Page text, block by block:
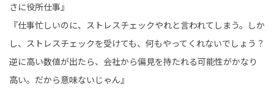
さに役所仕事』
『仕事忙しいのに、ストレスチェックやれと言われてしまう。しか
し、ストレスチェックを受けても、何もやってくれないでしょう？
逆に高い数値が出たら、会社から偏見を持たれる可能性がかなり
高い。だから意味ないじゃん』